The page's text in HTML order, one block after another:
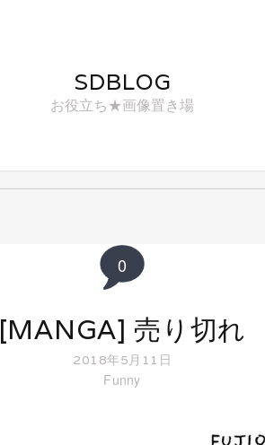
SDBLOG
お役立ち★画像置き場
0
[MANGA] 売り切れ
2018年5月11日
Funny